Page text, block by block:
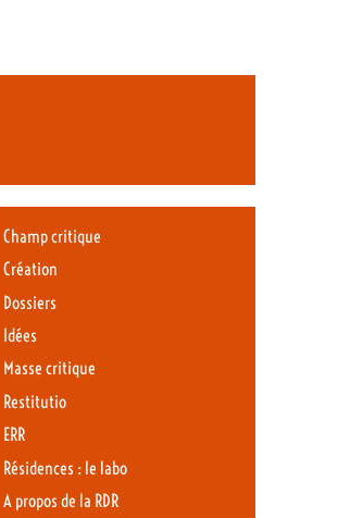
Champ critique
Création
Dossiers
Idées
Masse critique
Restitutio
ERR
Résidences : le labo
A propos de la RDR